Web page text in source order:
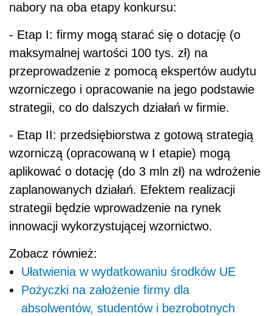
nabory na oba etapy konkursu:
- Etap I: firmy mogą starać się o dotację (o
maksymalnej wartości 100 tys. zł) na
przeprowadzenie z pomocą ekspertów audytu
wzorniczego i opracowanie na jego podstawie
strategii, co do dalszych działań w firmie.
- Etap II: przedsiębiorstwa z gotową strategią
wzorniczą (opracowaną w I etapie) mogą
aplikować o dotację (do 3 mln zł) na wdrożenie
zaplanowanych działań. Efektem realizacji
strategii będzie wprowadzenie na rynek
innowacji wykorzystującej wzornictwo.
Zobacz również:
Ułatwienia w wydatkowaniu środków UE
Pożyczki na założenie firmy dla
absolwentów, studentów i bezrobotnych